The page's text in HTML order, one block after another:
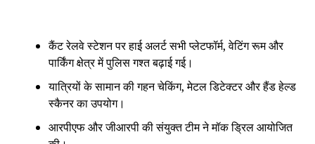
कैंट रेलवे स्टेशन पर हाई अलर्ट सभी प्लेटफॉर्म, वेटिंग रूम और
पार्किंग क्षेत्र में पुलिस गश्त बढ़ाई गई।
यात्रियों के सामान की गहन चेकिंग, मेटल डिटेक्टर और हैंड हेल्ड
स्कैनर का उपयोग।
आरपीएफ और जीआरपी की संयुक्त टीम ने मॉक ड्रिल आयोजित